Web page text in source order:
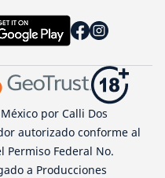
por Calli Dos
autorizado conforme al
Permiso Federal No.
a Producciones